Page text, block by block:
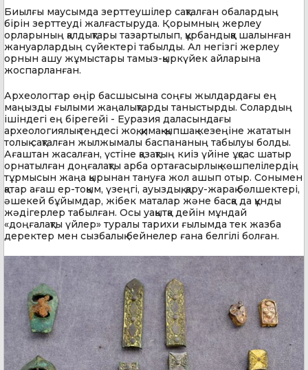
Биылғы маусымда зерттеушілер сақталған обалардың
бірін зерттеуді жалғастыруда. Қорымның жерлеу
орларының қалдықтары тазартылып, құрбандыққа шалынған
жануарлардың сүйектері табылды. Ал негізгі жерлеу
орнын ашу жұмыстары тамыз-қыркүйек айларына
жоспарланған.
Археологтар өңір басшысына соңғы жылдардағы ең
маңызды ғылыми жаңалықтарды таныстырды. Солардың
ішіндегі ең бірегейі - Еуразия даласындағы
археологиялық теңдесі жоқ, қимақ-қыпшақ кезеңіне жататын
толық сақталған жылжымалы баспананың табылуы болды.
Ағаштан жасалған, үстіне қазақтың киіз үйіне ұқсас шатыр
орнатылған доңғалақты арба ортағасырлық көшпелілердің
тұрмысын жаңа қырынан тануға жол ашып отыр. Сонымен
қатар ағаш ер-тоқым, үзеңгі, ауыздық, қару-жарақ бөлшектері,
әшекей бұйымдар, жібек маталар және басқа да құнды
жәдігерлер табылған. Осы уақытқа дейін мұндай
«доңғалақты үйлер» туралы тарихи ғылымда тек жазба
деректер мен сызбалық бейнелер ғана белгілі болған.